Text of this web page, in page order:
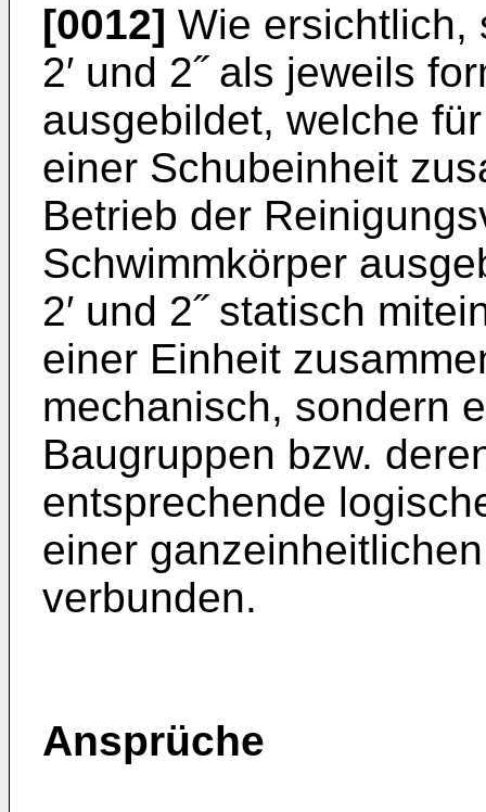
[0012] Wie ersichtlich,
2′ und 2˝ als jeweils
ausgebildet, welche
einer Schubeinheit
Betrieb der
Schwimmkörper
2′ und 2˝ statisch
einer Einheit
mechanisch, sondern
Baugruppen bzw.
entsprechende
einer
verbunden.
Ansprüche